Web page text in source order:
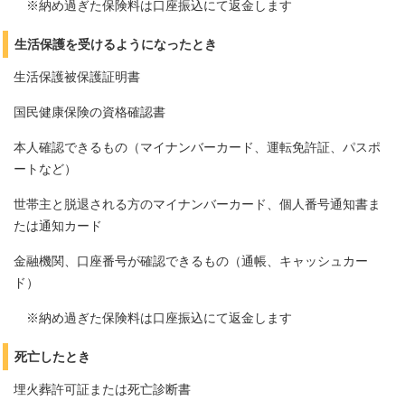
※納め過ぎた保険料は口座振込にて返金します
生活保護を受けるようになったとき
生活保護被保護証明書
国民健康保険の資格確認書
本人確認できるもの（マイナンバーカード、運転免許証、パスポ
ートなど）
世帯主と脱退される方のマイナンバーカード、個人番号通知書ま
たは通知カード
金融機関、口座番号が確認できるもの（通帳、キャッシュカー
ド）
※納め過ぎた保険料は口座振込にて返金します
死亡したとき
埋火葬許可証または死亡診断書